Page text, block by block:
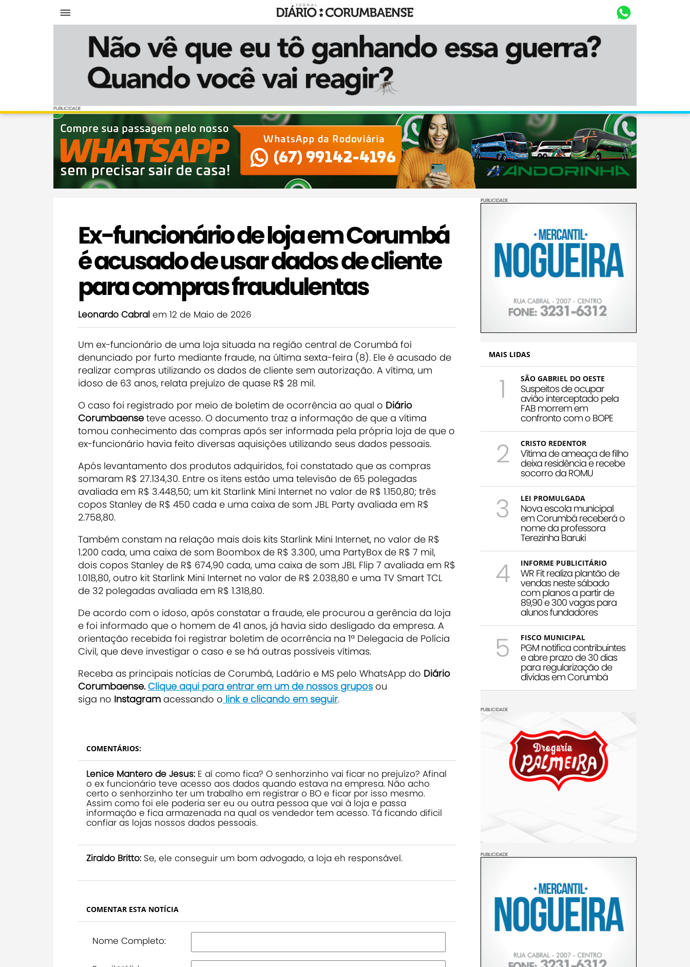
Diário Corumbaense
PUBLICIDADE
PUBLICIDADE
Ex-funcionário de loja em Corumbá
é acusado de usar dados de cliente
para compras fraudulentas
Leonardo Cabral em 12 de Maio de 2026
Um ex-funcionário de uma loja situada na região central de Corumbá foi
denunciado por furto mediante fraude, na última sexta-feira (8). Ele é acusado de
realizar compras utilizando os dados de cliente sem autorização. A vítima, um
idoso de 63 anos, relata prejuízo de quase R$ 28 mil.
O caso foi registrado por meio de boletim de ocorrência ao qual o Diário
Corumbaense teve acesso. O documento traz a informação de que a vítima
tomou conhecimento das compras após ser informada pela própria loja de que o
ex-funcionário havia feito diversas aquisições utilizando seus dados pessoais.
Após levantamento dos produtos adquiridos, foi constatado que as compras
somaram R$ 27.134,30. Entre os itens estão uma televisão de 65 polegadas
avaliada em R$ 3.448,50; um kit Starlink Mini Internet no valor de R$ 1.150,80; três
copos Stanley de R$ 450 cada e uma caixa de som JBL Party avaliada em R$
2.758,80.
Também constam na relação mais dois kits Starlink Mini Internet, no valor de R$
1.200 cada, uma caixa de som Boombox de R$ 3.300, uma PartyBox de R$ 7 mil,
dois copos Stanley de R$ 674,90 cada, uma caixa de som JBL Flip 7 avaliada em R$
1.018,80, outro kit Starlink Mini Internet no valor de R$ 2.038,80 e uma TV Smart TCL
de 32 polegadas avaliada em R$ 1.318,80.
De acordo com o idoso, após constatar a fraude, ele procurou a gerência da loja
e foi informado que o homem de 41 anos, já havia sido desligado da empresa. A
orientação recebida foi registrar boletim de ocorrência na 1ª Delegacia de Polícia
Civil, que deve investigar o caso e se há outras possíveis vítimas.
Receba as principais notícias de Corumbá, Ladário e MS pelo WhatsApp do Diário
Corumbaense.Clique aqui para entrar em um de nossos grupos ou
siga no Instagram acessando o link e clicando em seguir.
COMENTÁRIOS:
Lenice Mantero de Jesus: E aí como fica? O senhorzinho vai ficar no prejuízo? Afinal
o ex funcionário teve acesso aos dados quando estava na empresa. Não acho
certo o senhorzinho ter um trabalho em registrar o BO e ficar por isso mesmo.
Assim como foi ele poderia ser eu ou outra pessoa que vai à loja e passa
informação e fica armazenada na qual os vendedor tem acesso. Tá ficando dificil
confiar as lojas nossos dados pessoais.
Ziraldo Britto: Se, ele conseguir um bom advogado, a loja eh responsável.
COMENTAR ESTA NOTÍCIA
Nome Completo:
PUBLICIDADE
MAIS LIDAS
1 SÃO GABRIEL DO OESTE
Suspeitos de ocupar
avião interceptado pela
FAB morrem em
confronto com o BOPE
2 CRISTO REDENTOR
Vítima de ameaça de filho
deixa residência e recebe
socorro da ROMU
3 LEI PROMULGADA
Nova escola municipal
em Corumbá receberá o
nome da professora
Terezinha Baruki
4 INFORME PUBLICITÁRIO
WR Fit realiza plantão de
vendas neste sábado
com planos a partir de
89,90 e 300 vagas para
alunos fundadores
5 FISCO MUNICIPAL
PGM notifica contribuintes
e abre prazo de 30 dias
para regularização de
dívidas em Corumbá
PUBLICIDADE
PUBLICIDADE